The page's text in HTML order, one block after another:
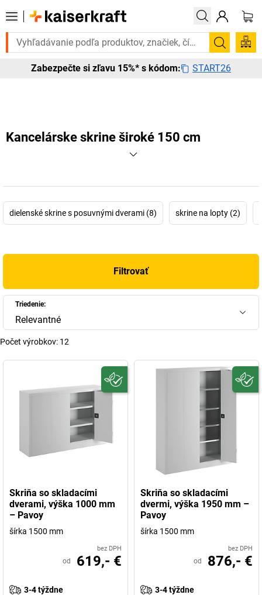
Potrebujete to urgentne? Vybrané bestsellery doručíme do 72
Zabezpečte si zľavu 15%* s kódom: START26
Kancelárske skrine široké 150 cm
dielenské skrine s posuvnými dverami (8) skrine na lopty (2)
Filtrovať
Triedenie:
Relevantné
Počet výrobkov: 12
Skriňa so skladacími
dverami, výška 1000 mm
– Pavoy
šírka 1500 mm
bez DPH
od 619,- €
3-4 týždne
Skriňa so skladacími
dvermi, výška 1950 mm –
Pavoy
šírka 1500 mm
bez DPH
od 876,- €
3-4 týždne